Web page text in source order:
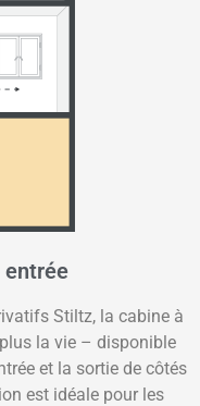
entrée
Stiltz, la cabine à
la vie – disponible
et la sortie de côtés
est idéale pour les